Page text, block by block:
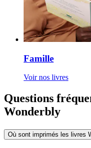
Famille
Voir nos livres
Questions
Wonderbly
Où sont imprimés les livres